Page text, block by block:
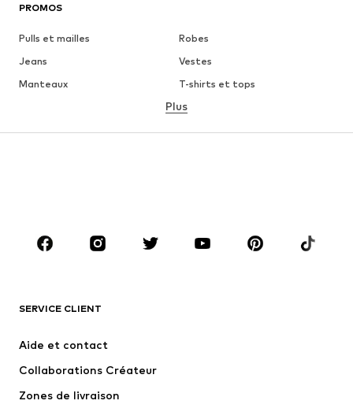
PROMOS
Pulls et mailles
Robes
Jeans
Vestes
Manteaux
T-shirts et tops
Lingerie
Accessoires
Premium
Nouveautés
Lingerie
Plus
SERVICE CLIENT
Aide et contact
Collaborations Créateur
Zones de livraison